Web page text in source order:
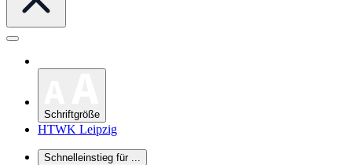
Schriftgröße
HTWK Leipzig
Schnelleinstieg für ...